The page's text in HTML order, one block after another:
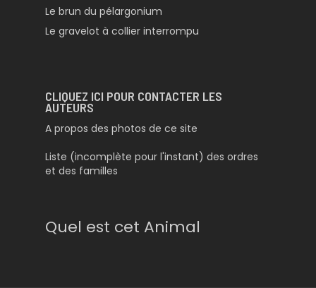
Le brun du pélargonium
Le gravelot à collier interrompu
CLIQUEZ ICI POUR CONTACTER LES
AUTEURS
A propos des photos de ce site
Liste (incomplète pour l'instant) des ordres
et des familles
Quel est cet Animal